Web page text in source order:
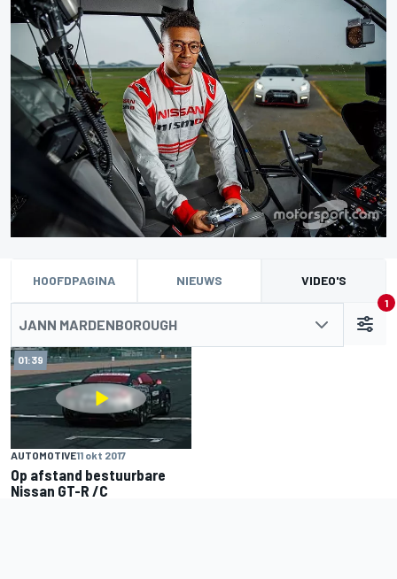
HOOFDPAGINA NIEUWS VIDEO'S
JANN MARDENBOROUGH
1
01:39
AUTOMOTIVE11 okt 2017
Op afstand bestuurbare
Nissan GT-R /C